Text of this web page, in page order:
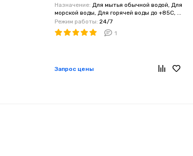
Назначение: Для мытья обычной водой, Для
морской воды, Для горячей воды до +85C, ...
Режим работы: 24/7
1
Запрос цены